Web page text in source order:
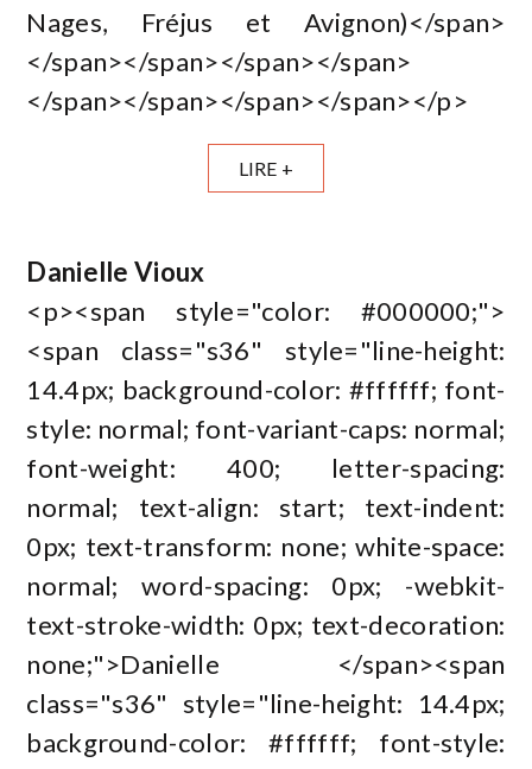
Nages, Fréjus et Avignon)</span>
</span></span></span></span>
</span></span></span></span></p>
LIRE +
Danielle Vioux
<p><span style="color: #000000;">
<span class="s36" style="line-height:
14.4px; background-color: #ffffff; font-
style: normal; font-variant-caps: normal;
font-weight: 400; letter-spacing:
normal; text-align: start; text-indent:
0px; text-transform: none; white-space:
normal; word-spacing: 0px; -webkit-
text-stroke-width: 0px; text-decoration:
none;">Danielle </span><span
class="s36" style="line-height: 14.4px;
background-color: #ffffff; font-style: